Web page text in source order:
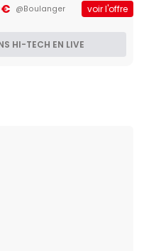
@Boulanger voir l'offre
HI-TECH EN LIVE